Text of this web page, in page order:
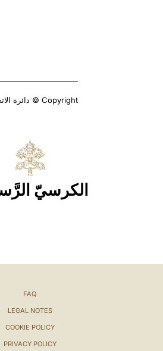
Copyright © دائرة الاتصالات
الكرسيّ
FAQ
LEGAL NOTES
COOKIE POLICY
PRIVACY POLICY